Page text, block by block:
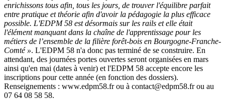
enrichissons tous afin, tous les jours, de trouver l'équilibre parfait
entre pratique et théorie afin d'avoir la pédagogie la plus efficace
possible. L'EDPM 58 est désormais sur les rails et elle était
l'élément manquant dans la chaîne de l'apprentissage pour les
métiers de l’ensemble de la filière forêt-bois en Bourgogne-Franche-
Comté ». L'EDPM 58 n'a donc pas terminé de se construire. En
attendant, des journées portes ouvertes seront organisées en mars
ainsi qu'en mai (dates à venir) et l'EDPM 58 accepte encore les
inscriptions pour cette année (en fonction des dossiers).
Renseignements : www.edpm58.fr ou à contact@edpm58.fr ou au
07 64 08 58 58.